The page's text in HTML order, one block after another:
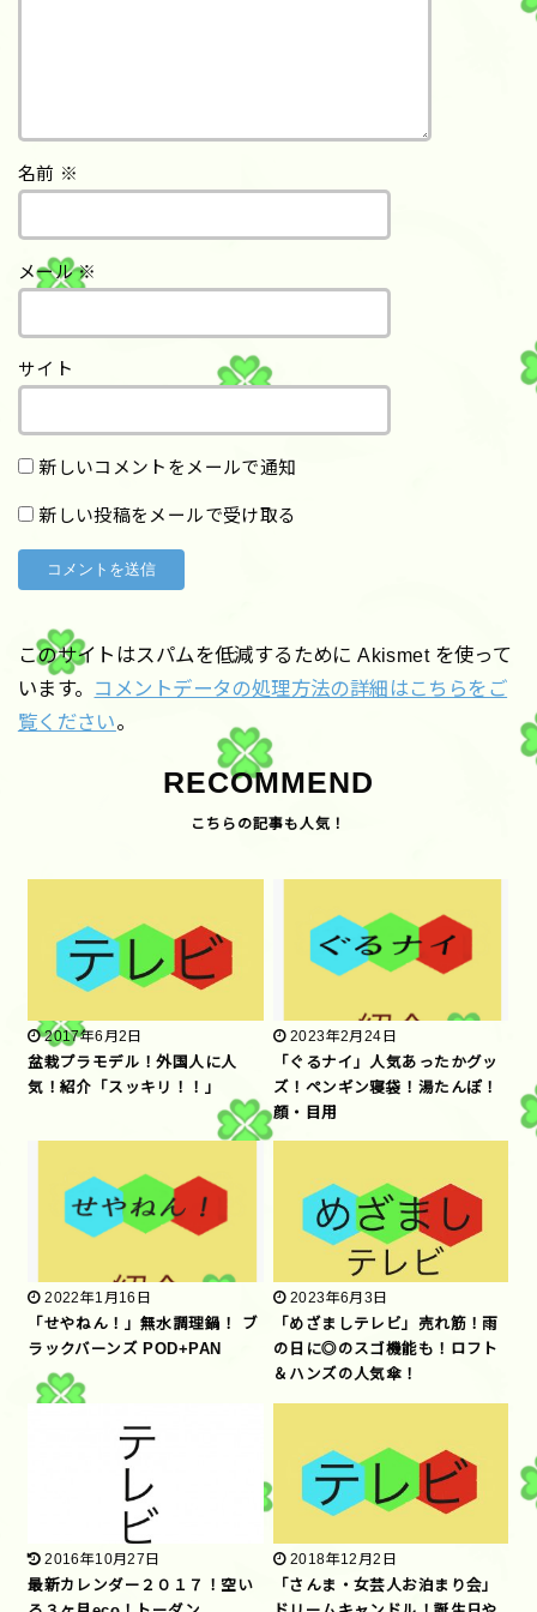
名前 ※
メール※
サイト
新しいコメントをメールで通知
新しい投稿をメールで受け取る
このサイトはスパムを低減するために Akismet を使って
います。 コメントデータの処理方法の詳細はこちらをご
覧ください。
RECOMMEND
2017年6月2日
盆栽プラモデル！外国人に人
気！紹介「スッキリ！！」
2023年2月24日
「ぐるナイ」人気あったかグッ
ズ！ペンギン寝袋！湯たんぽ！
顔・目用
2022年1月16日
「せやねん！」無水調理鍋！ ブ
ラックバーンズ POD+PAN
2023年6月3日
「めざましテレビ」売れ筋！雨
の日に◎のスゴ機能も！ロフト
＆ハンズの人気傘！
2016年10月27日
最新カレンダー２０１７！空い
2018年12月2日
「さんま・女芸人お泊まり会」